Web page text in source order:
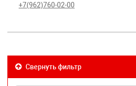
+7(962)760-02-00
Свернуть фильтр